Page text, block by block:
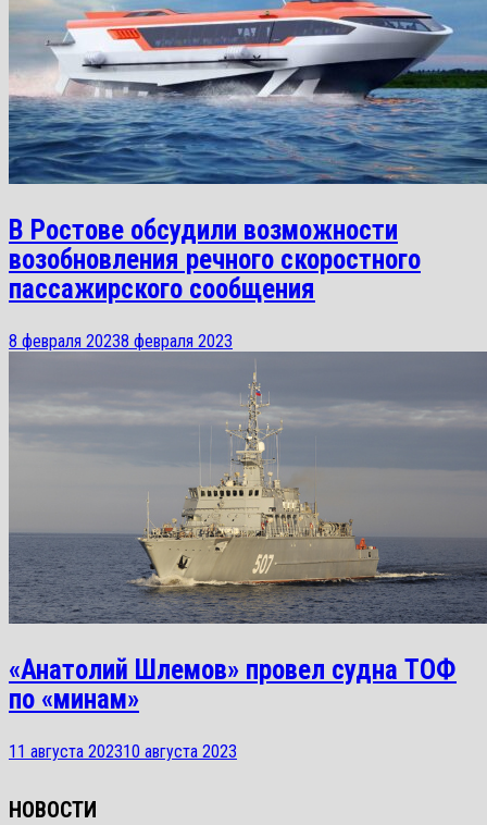
В Ростове обсудили возможности
возобновления речного скоростного
пассажирского сообщения
8 февраля 20238 февраля 2023
«Анатолий Шлемов» провел судна ТОФ
по «минам»
11 августа 202310 августа 2023
НОВОСТИ